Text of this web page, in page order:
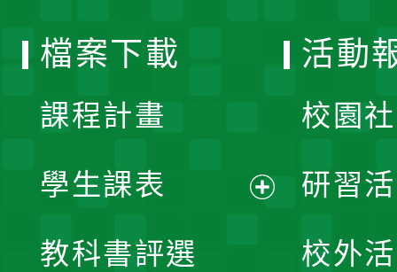
檔案下載
課程計畫
學生課表
教科書評選
活動
校園
研習
校外